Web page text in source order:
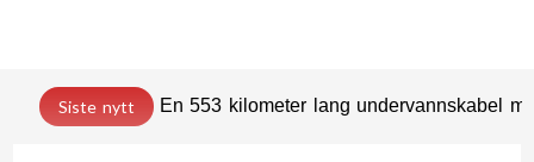
Siste nytt En 553 kilometer lang undervannskabel